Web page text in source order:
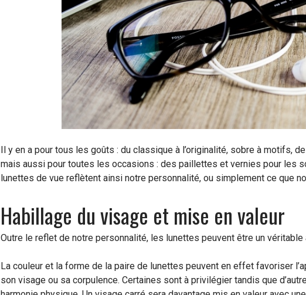
Il y en a pour tous les goûts : du classique à l’originalité, sobre à motifs,
mais aussi pour toutes les occasions : des paillettes et vernies pour les
lunettes de vue reflètent ainsi notre personnalité, ou simplement ce que
Habillage du visage et mise en valeur
Outre le reflet de notre personnalité, les lunettes peuvent être un véritable
La couleur et la forme de la paire de lunettes peuvent en effet favoriser
son visage ou sa corpulence. Certaines sont à privilégier tandis que